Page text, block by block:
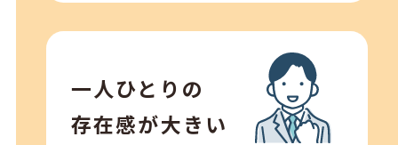
一人ひとりの
存在感が大きい